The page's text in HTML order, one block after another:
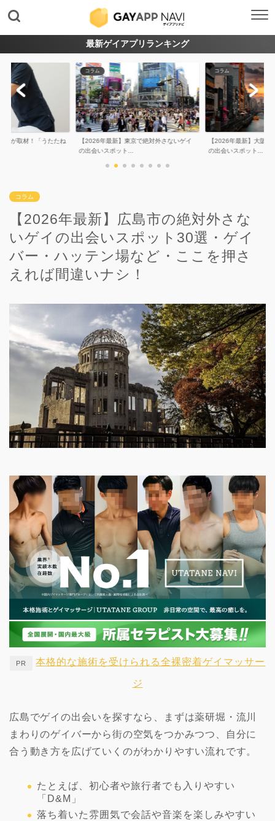
最新ゲイアプリランキング
】東京で絶対外さないゲイ
コラム
【2026年最新】大阪で絶対外さないゲイ
の出会いスポット...
コラム
【2026年最新】
ないゲイの出会
コラム
【2026年最新】広島市の絶対外さな
いゲイの出会いスポット30選・ゲイ
バー・ハッテン場など・ここを押さ
えれば間違いナシ！
PR 本格的な施術を受けられる全裸密着ゲイマッサー
ジ
広島でゲイの出会いを探すなら、まずは薬研堀・流川
まわりのゲイバーから街の空気をつかみつつ、自分に
合う動き方を広げていくのがわかりやすい流れです。
たとえば、初心者や旅行者でも入りやすい
「D&M」
落ち着いた雰囲気で会話や音楽を楽しみやすい